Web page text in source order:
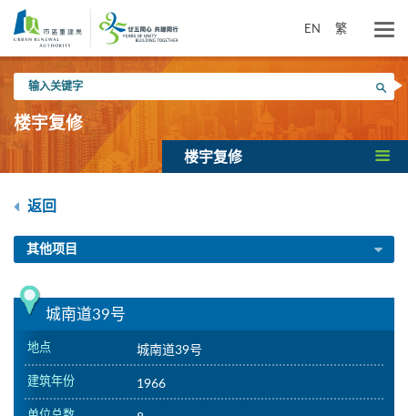
内
EN 繁
入
关
键
搜寻
楼宇复修
楼宇复修
返回
其他项目
城南道39号
地点 城南道39号
建筑年份 1966